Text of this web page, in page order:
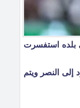
بلده استفسرت
النصر ويتم